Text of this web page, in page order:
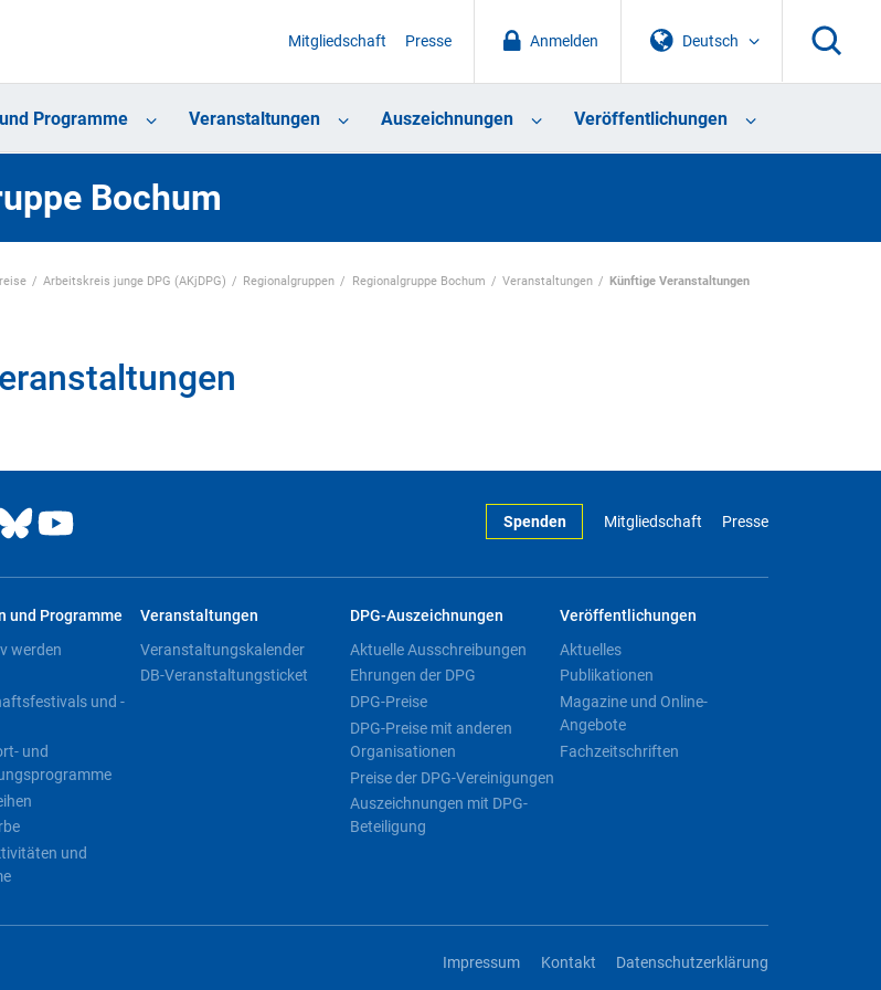
Deutsch
Anmelden
Mitgliedschaft Presse
Programme Veranstaltungen Auszeichnungen Veröffentlichungen
Bochum
Arbeitskreis junge DPG (AKjDPG) Regionalgruppen Regionalgruppe Bochum Veranstaltungen Künftige Veranstaltungen
Spenden Mitgliedschaft Presse
und Programme
werden
und -
und
und
Veranstaltungen
Veranstaltungskalender
DB-Veranstaltungsticket
DPG-Auszeichnungen
Aktuelle Ausschreibungen
Ehrungen der DPG
DPG-Preise
DPG-Preise mit anderen
Organisationen
Preise der DPG-Vereinigungen
Auszeichnungen mit DPG-
Beteiligung
Veröffentlichungen
Aktuelles
Publikationen
Magazine und Online-
Angebote
Fachzeitschriften
Impressum Kontakt Datenschutzerklärung